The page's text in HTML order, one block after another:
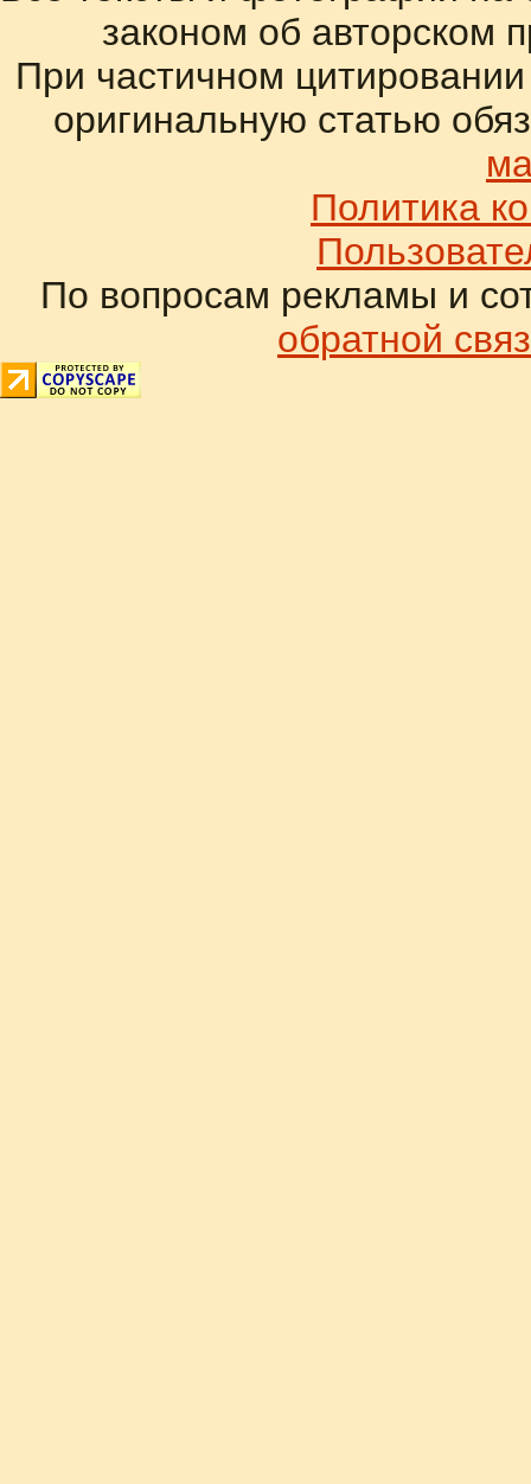
законом об авторском
При частичном
оригинальную статью
Политика
По вопросам рекламы и
обратной